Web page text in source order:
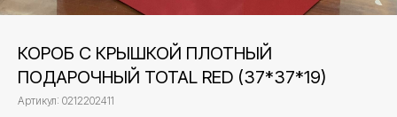
КОРОБ С КРЫШКОЙ ПЛОТНЫЙ
ПОДАРОЧНЫЙ TOTAL RED (37*37*19)
Артикул: 0212202411